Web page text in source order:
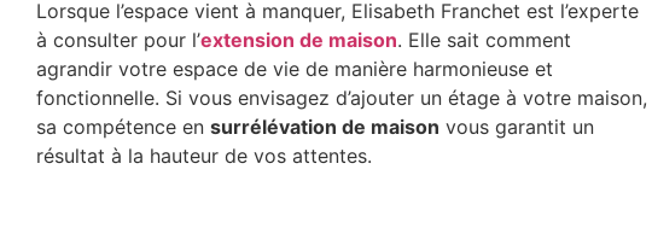
Lorsque l’espace vient à manquer, Elisabeth Franchet est l’experte
à consulter pour l’extension de maison. Elle sait comment
agrandir votre espace de vie de manière harmonieuse et
fonctionnelle. Si vous envisagez d’ajouter un étage à votre maison,
sa compétence en surrélévation de maison vous garantit un
résultat à la hauteur de vos attentes.